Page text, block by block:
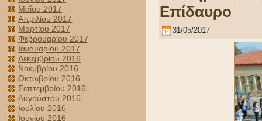
Μαΐου 2017
Απριλίου 2017
Μαρτίου 2017
Φεβρουαρίου 2017
Ιανουαρίου 2017
Δεκεμβρίου 2016
Νοεμβρίου 2016
Οκτωβρίου 2016
Σεπτεμβρίου 2016
Αυγούστου 2016
Ιουλίου 2016
Ιουνίου 2016
Επίδαυρο
31/05/2017